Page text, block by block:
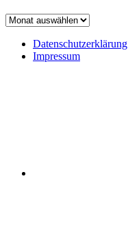
Achiv
Datenschutzerklärung
Impressum